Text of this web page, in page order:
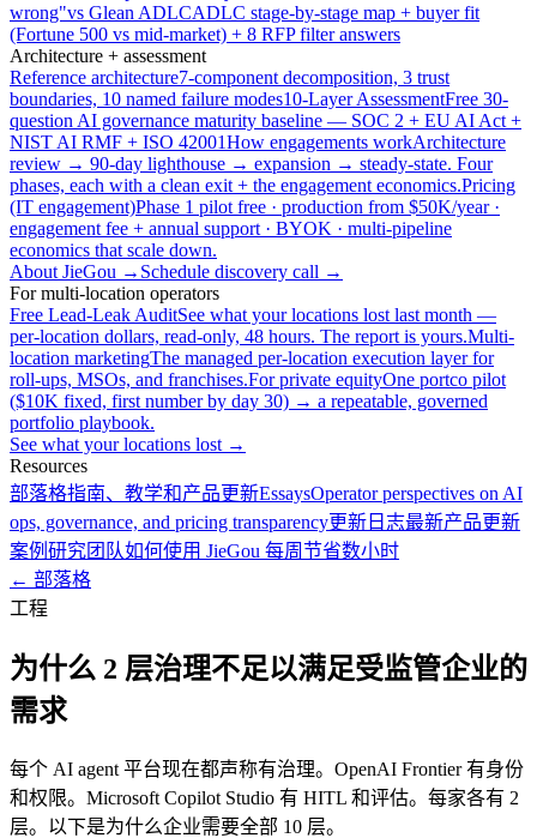
wrong"vs Glean ADLCADLC stage-by-stage map + buyer fit
(Fortune 500 vs mid-market) + 8 RFP filter answers
Architecture + assessment
Reference architecture7-component decomposition, 3 trust
boundaries, 10 named failure modes10-Layer AssessmentFree 30-
question AI governance maturity baseline — SOC 2 + EU AI Act +
NIST AI RMF + ISO 42001How engagements workArchitecture
review → 90-day lighthouse → expansion → steady-state. Four
phases, each with a clean exit + the engagement economics.Pricing
(IT engagement)Phase 1 pilot free · production from $50K/year ·
engagement fee + annual support · BYOK · multi-pipeline
economics that scale down.
About JieGou → Schedule discovery call →
For multi-location operators
Free Lead-Leak AuditSee what your locations lost last month —
per-location dollars, read-only, 48 hours. The report is yours.Multi-
location marketingThe managed per-location execution layer for
roll-ups, MSOs, and franchises.For private equityOne portco pilot
($10K fixed, first number by day 30) → a repeatable, governed
portfolio playbook.
See what your locations lost →
Resources
部落格指南、教学和产品更新EssaysOperator perspectives on AI
ops, governance, and pricing transparency更新日志最新产品更新
案例研究团队如何使用 JieGou 每周节省数小时
← 部落格
工程
为什么 2 层治理不足以满足受监管企业的
需求
每个 AI agent 平台现在都声称有治理。OpenAI Frontier 有身份
和权限。Microsoft Copilot Studio 有 HITL 和评估。每家各有 2
层。以下是为什么企业需要全部 10 层。